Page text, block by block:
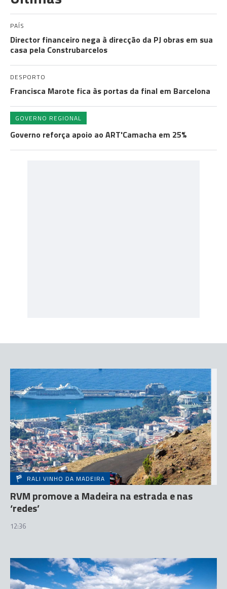
PAÍS
Director financeiro nega à direcção da PJ obras em sua
casa pela Construbarcelos
DESPORTO
Francisca Marote fica às portas da final em Barcelona
GOVERNO REGIONAL
Governo reforça apoio ao ART'Camacha em 25%
RALI VINHO DA MADEIRA
RVM promove a Madeira na estrada e nas
‘redes’
12:36